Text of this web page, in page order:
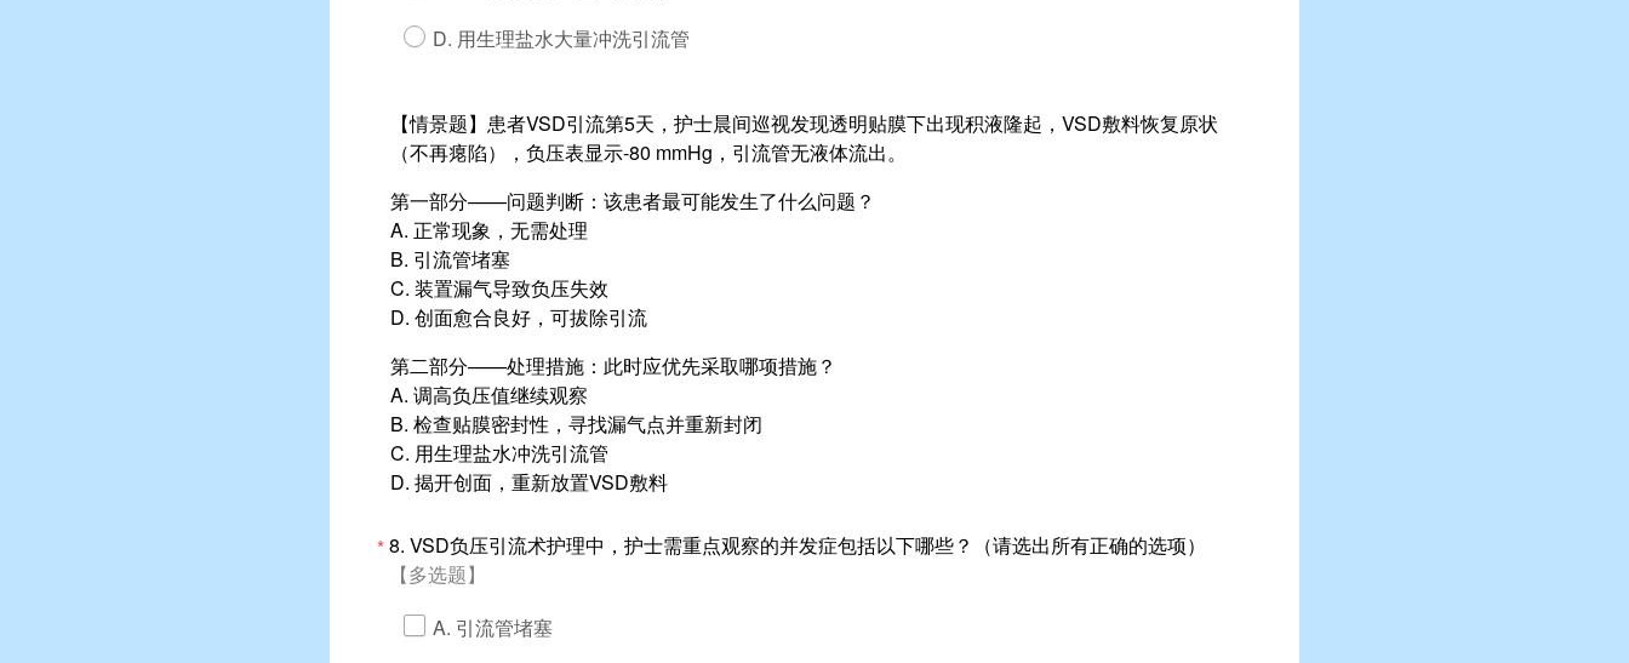
D. 用生理盐水大量冲洗引流管
【情景题】患者VSD引流第5天，护士晨间巡视发现透明贴膜下出现积液隆起，VSD敷料恢复原状
（不再瘪陷），负压表显示-80 mmHg，引流管无液体流出。
第一部分——问题判断：该患者最可能发生了什么问题？
A. 正常现象，无需处理
B. 引流管堵塞
C. 装置漏气导致负压失效
D. 创面愈合良好，可拔除引流
第二部分——处理措施：此时应优先采取哪项措施？
A. 调高负压值继续观察
B. 检查贴膜密封性，寻找漏气点并重新封闭
C. 用生理盐水冲洗引流管
D. 揭开创面，重新放置VSD敷料
*8. VSD负压引流术护理中，护士需重点观察的并发症包括以下哪些？（请选出所有正确的选项）
【多选题】
A. 引流管堵塞